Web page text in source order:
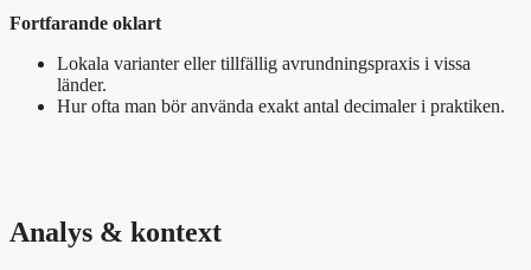
Fortfarande oklart
Lokala varianter eller tillfällig avrundningspraxis i vissa
länder.
Hur ofta man bör använda exakt antal decimaler i praktiken.
Analys & kontext